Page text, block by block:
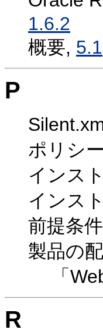
1.6.2
概要, 5.1
P
ポリシ
インス
インス
前提条
製品の
「
R